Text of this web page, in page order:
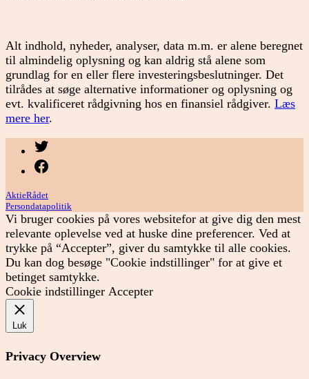
Alt indhold, nyheder, analyser, data m.m. er alene beregnet
til almindelig oplysning og kan aldrig stå alene som
grundlag for en eller flere investeringsbeslutninger. Det
tilrådes at søge alternative informationer og oplysning og
evt. kvalificeret rådgivning hos en finansiel rådgiver. Læs
mere her.
AktieRådet
Persondatapolitik
Vi bruger cookies på vores websitefor at give dig den mest
relevante oplevelse ved at huske dine preferencer. Ved at
trykke på “Accepter”, giver du samtykke til alle cookies.
Du kan dog besøge "Cookie indstillinger" for at give et
betinget samtykke.
Cookie indstillinger Accepter
Luk
Privacy Overview